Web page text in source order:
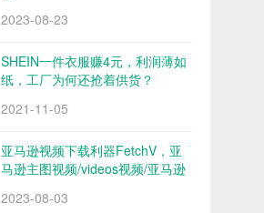
2023-08-23
SHEIN一件衣服赚4元，利润薄如
纸，工厂为何还抢着供货？
2021-11-05
亚马逊视频下载利器FetchV，亚
马逊主图视频/videos视频/亚马逊
2023-08-03